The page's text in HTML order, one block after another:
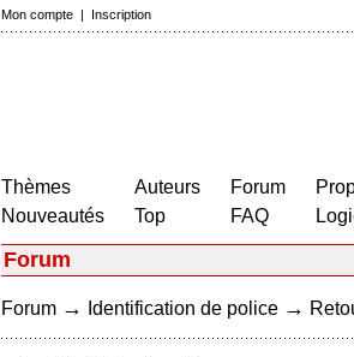
Mon compte | Inscription
Thèmes
Nouveautés
Auteurs
Top
Forum
FAQ
Forum
Forum → Identification de police →